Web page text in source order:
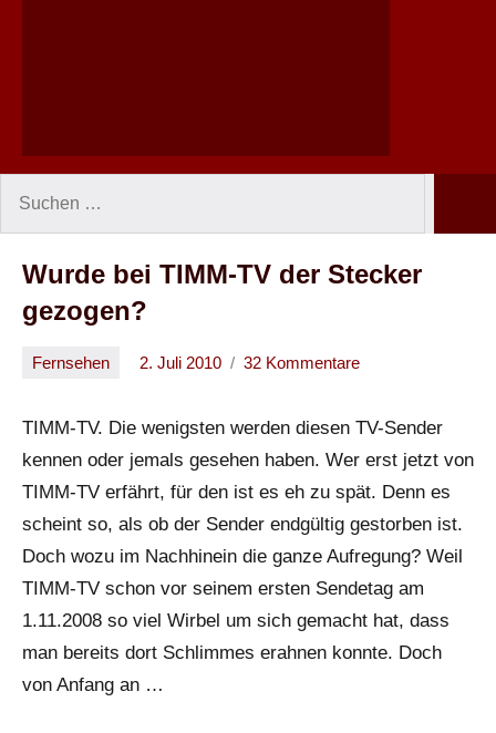
Wurde bei TIMM-TV der Stecker
gezogen?
Fernsehen 2. Juli 2010 32 Kommentare
TIMM-TV. Die wenigsten werden diesen TV-Sender
kennen oder jemals gesehen haben. Wer erst jetzt von
TIMM-TV erfährt, für den ist es eh zu spät. Denn es
scheint so, als ob der Sender endgültig gestorben ist.
Doch wozu im Nachhinein die ganze Aufregung? Weil
TIMM-TV schon vor seinem ersten Sendetag am
1.11.2008 so viel Wirbel um sich gemacht hat, dass
man bereits dort Schlimmes erahnen konnte. Doch
von Anfang an …